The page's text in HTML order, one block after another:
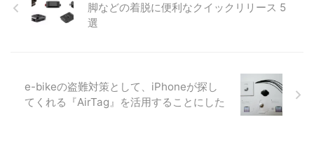
脚などの着脱に便利なクイックリリース 5
選
e-bikeの盗難対策として、iPhoneが探し
てくれる『AirTag』を活用することにした